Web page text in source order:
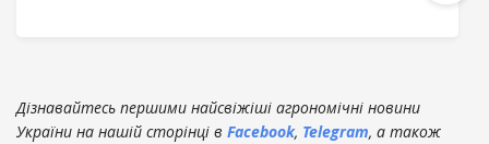
Дізнавайтесь першими найсвіжіші агрономічні новини
України на нашій сторінці в Facebook, Telegram, а також